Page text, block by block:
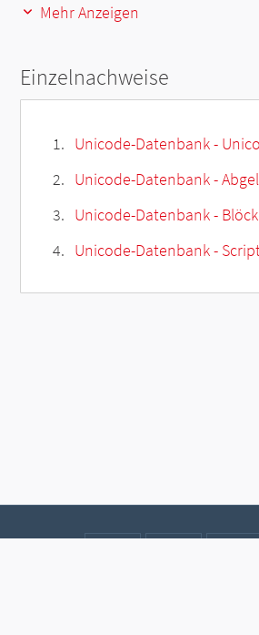
Mehr Anzeigen
Einzelnachweise
Unicode-Datenbank -
Unicode-Datenbank -
Unicode-Datenbank -
Unicode-Datenbank -